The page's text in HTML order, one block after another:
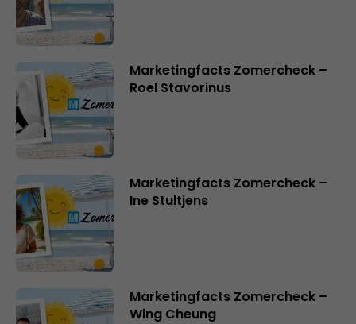
Marketingfacts Zomercheck –
Roel Stavorinus
Marketingfacts Zomercheck –
Ine Stultjens
Marketingfacts Zomercheck –
Wing Cheung